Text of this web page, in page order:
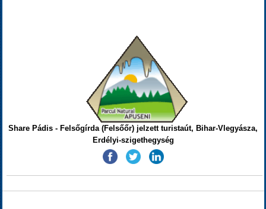
Share Pádis - Felsőgírda (Felsőőr) jelzett turistaút, Bihar-Vlegyásza,
Erdélyi-szigethegység